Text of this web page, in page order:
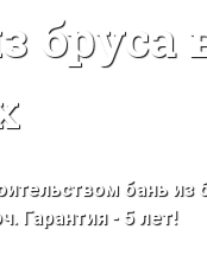
бруса
бань из
Гарантия - 5 лет!